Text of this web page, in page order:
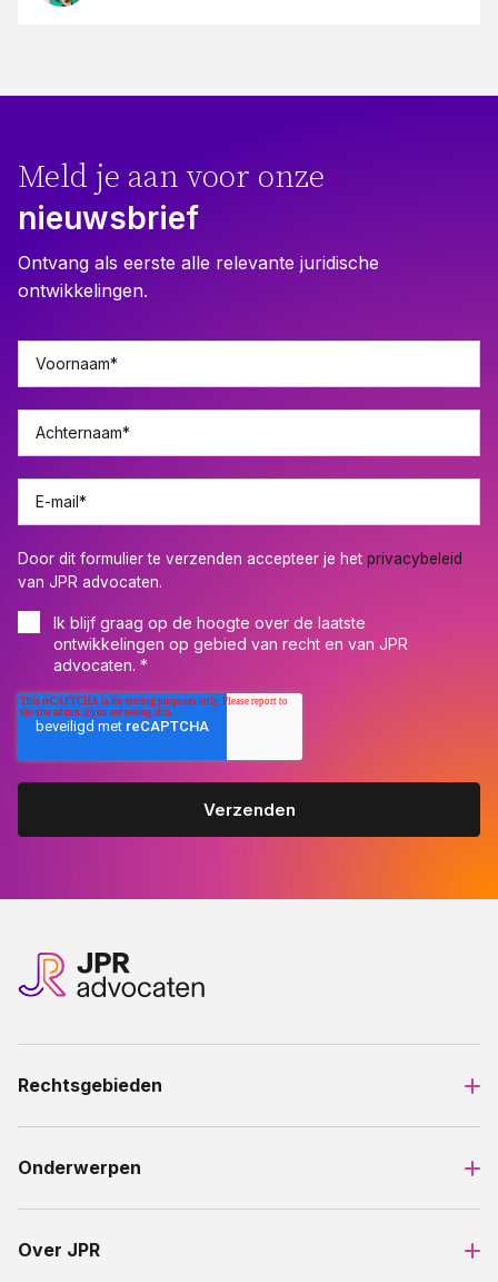
Meld je aan voor onze
nieuwsbrief
Ontvang als eerste alle relevante juridische
ontwikkelingen.
Voornaam*
Achternaam*
E-mail*
Door dit formulier te verzenden accepteer je het privacybeleid
van JPR advocaten.
Ik blijf graag op de hoogte over de laatste
ontwikkelingen op gebied van recht en van JPR
advocaten. *
Rechtsgebieden
Onderwerpen
Over JPR